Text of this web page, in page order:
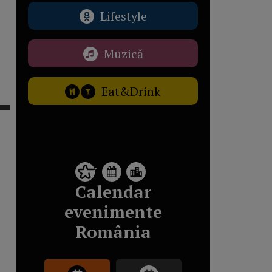
Lifestyle
Muzică
Eat&Drink
Calendar
evenimente
România